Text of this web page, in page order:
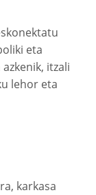
eta
itzali
lehor eta
karkasa